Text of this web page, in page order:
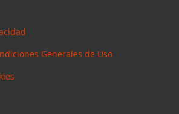
Generales de Uso